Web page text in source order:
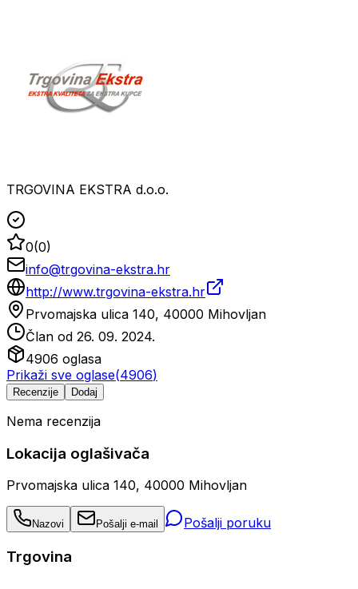
TRGOVINA EKSTRA d.o.o.
0(0)
info@trgovina-ekstra.hr
http://www.trgovina-ekstra.hr
Prvomajska ulica 140, 40000 Mihovljan
Član od 26. 09. 2024.
4906 oglasa
Prikaži sve oglase(4906)
Recenzije Dodaj
Nema recenzija
Lokacija oglašivača
Prvomajska ulica 140, 40000 Mihovljan
Nazovi Pošalji e-mail Pošalji poruku
Trgovina